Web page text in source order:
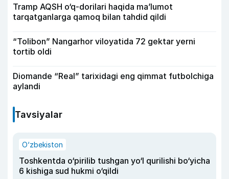
Tramp AQSH o‘q-dorilari haqida ma’lumot
tarqatganlarga qamoq bilan tahdid qildi
“Tolibon” Nangarhor viloyatida 72 gektar yerni
tortib oldi
Diomande “Real” tarixidagi eng qimmat futbolchiga
aylandi
Tavsiyalar
O‘zbekiston
Toshkentda o‘pirilib tushgan yo‘l qurilishi bo‘yicha
6 kishiga sud hukmi o‘qildi